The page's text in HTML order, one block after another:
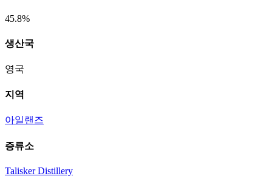
45.8%
생산국
영국
지역
아일랜즈
증류소
Talisker Distillery